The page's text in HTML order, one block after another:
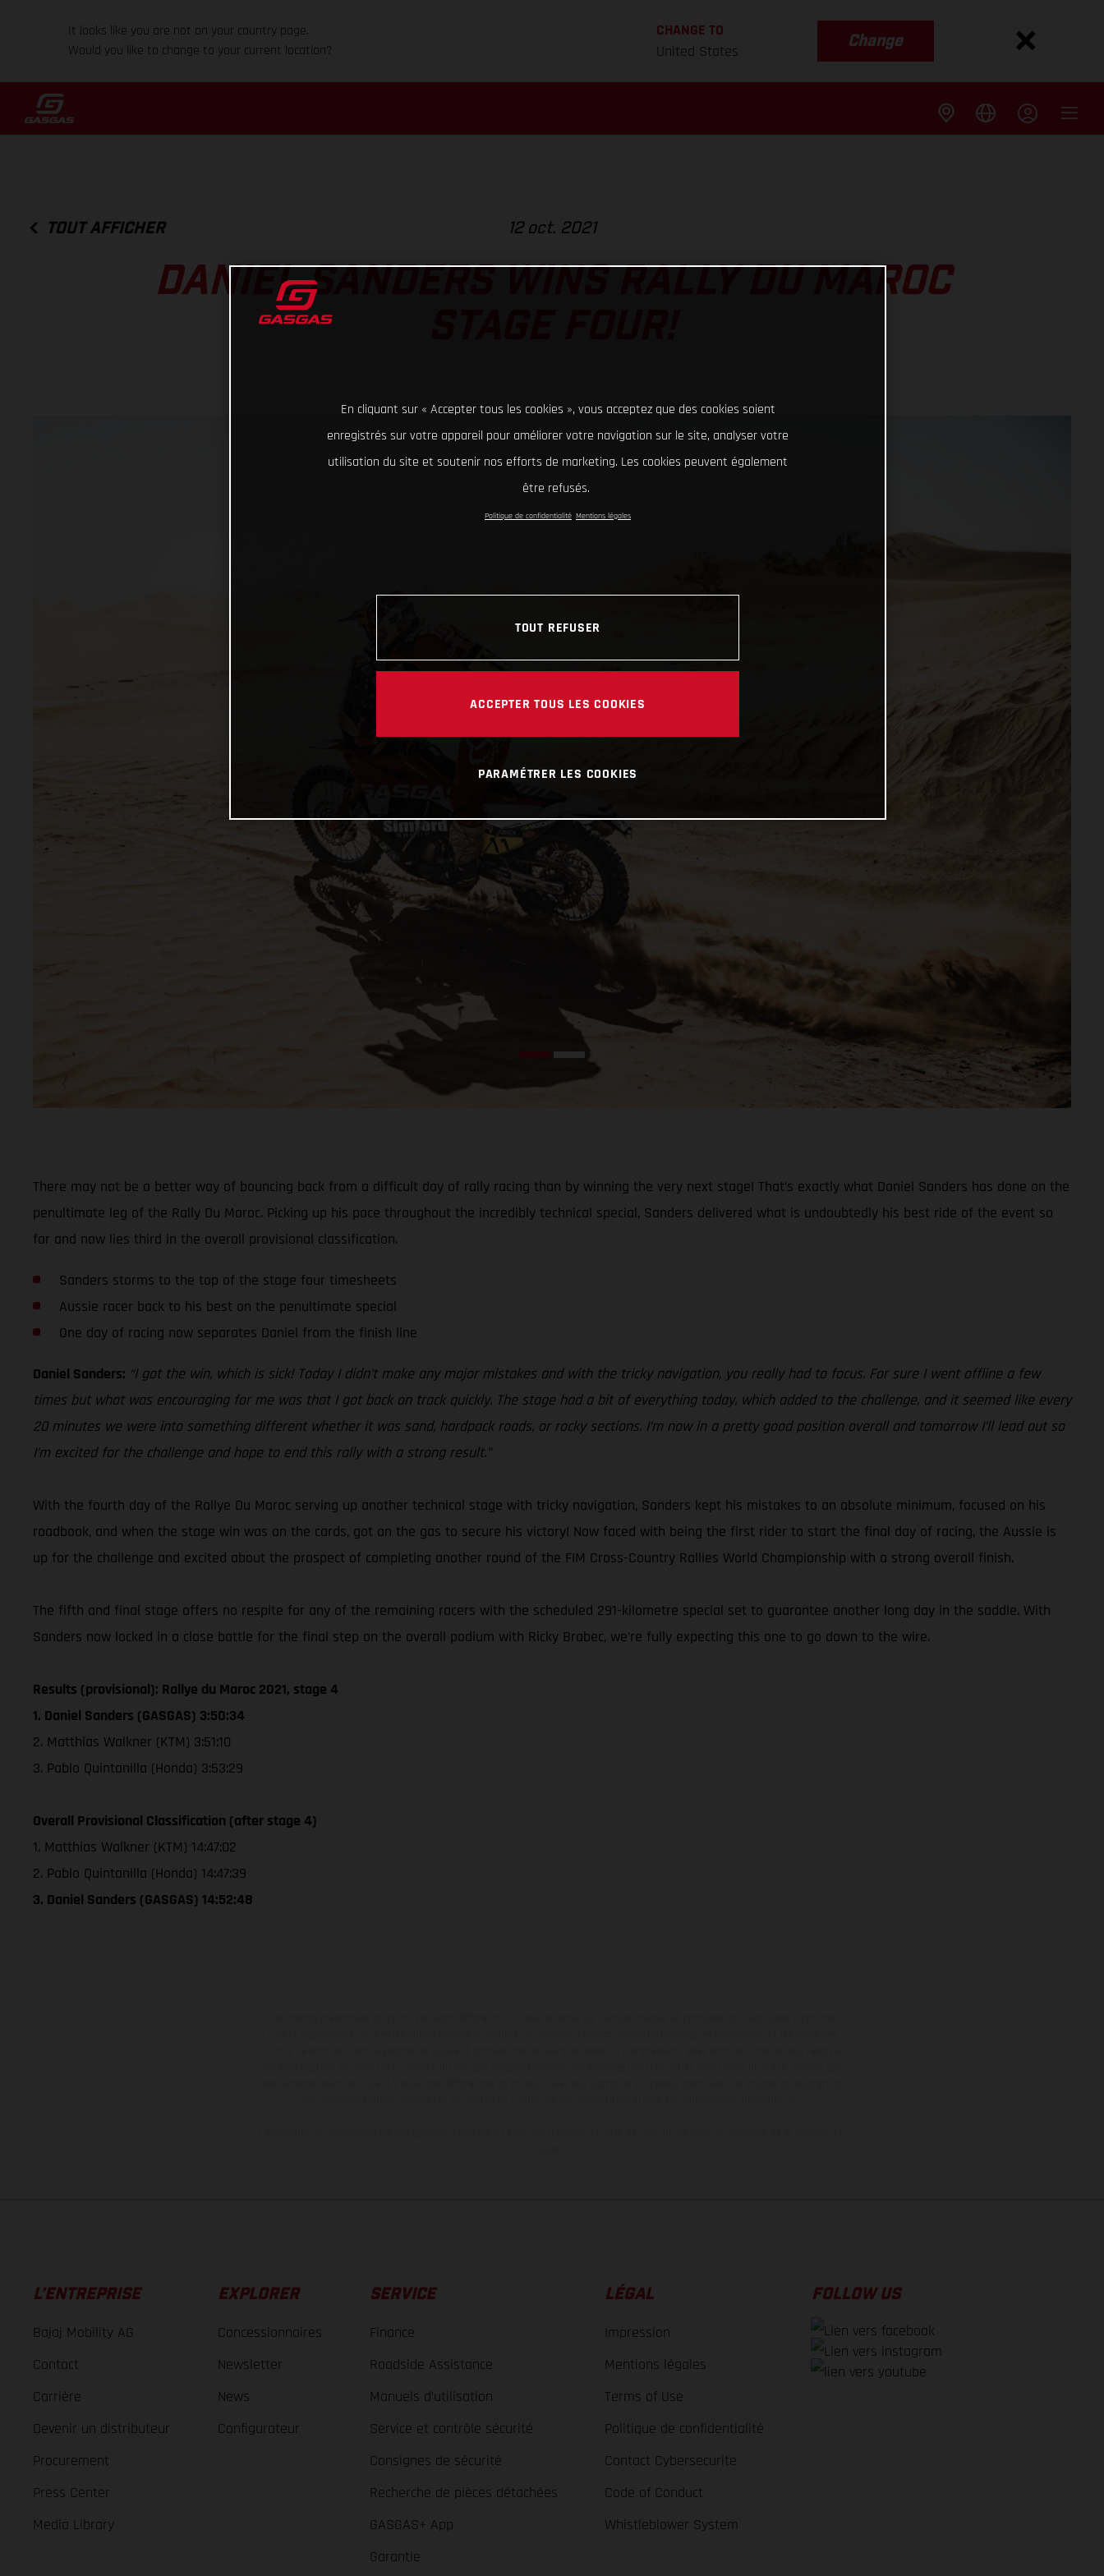
It looks like you are not on your country page.
Would you like to change to your current location?
CHANGE TO
United States
Change
TOUT AFFICHER 12 oct. 2021
DANIEL SANDERS WINS RALLY DU MAROC
There may not be a better way of bouncing back from a difficult day of rally racing than by winning the very next stage! That’s exactly what Daniel Sanders has done on the
penultimate leg of the Rally Du Maroc. Picking up his pace throughout the incredibly technical special, Sanders delivered what is undoubtedly his best ride of the event so
far and now lies third in the overall provisional classification.
Sanders storms to the top of the stage four timesheets
Aussie racer back to his best on the penultimate special
One day of racing now separates Daniel from the finish line
Daniel Sanders: “I got the win, which is sick! Today I didn’t make any major mistakes and with the tricky navigation, you really had to focus. For sure I went offline a few
times but what was encouraging for me was that I got back on track quickly. The stage had a bit of everything today, which added to the challenge, and it seemed like every
20 minutes we were into something different whether it was sand, hardpack roads, or rocky sections. I’m now in a pretty good position overall and tomorrow I’ll lead out so
I’m excited for the challenge and hope to end this rally with a strong result.”
With the fourth day of the Rallye Du Maroc serving up another technical stage with tricky navigation, Sanders kept his mistakes to an absolute minimum, focused on his
roadbook, and when the stage win was on the cards, got on the gas to secure his victory! Now faced with being the first rider to start the final day of racing, the Aussie is
up for the challenge and excited about the prospect of completing another round of the FIM Cross-Country Rallies World Championship with a strong overall finish.
The fifth and final stage offers no respite for any of the remaining racers with the scheduled 291-kilometre special set to guarantee another long day in the saddle. With
Sanders now locked in a close battle for the final step on the overall podium with Ricky Brabec, we’re fully expecting this one to go down to the wire.
Results (provisional): Rallye du Maroc 2021, stage 4
1. Daniel Sanders (GASGAS) 3:50:34
2. Matthias Walkner (KTM) 3:51:10
3. Pablo Quintanilla (Honda) 3:53:29
Overall Provisional Classification (after stage 4)
1. Matthias Walkner (KTM) 14:47:02
2. Pablo Quintanilla (Honda) 14:47:39
3. Daniel Sanders (GASGAS) 14:52:48
L’ENTREPRISE
Bajaj Mobility AG
Contact
Carrière
Devenir un distributeur
Procurement
Press Center
Media Library
EXPLORER
Concessionnaires
Newsletter
News
Configurateur
SERVICE
Finance
Roadside Assistance
Manuels d’utilisation
Service et contrôle sécurité
Consignes de sécurité
Recherche de pièces détachées
GASGAS+ App
Garantie
LÉGAL
Impression
Mentions légales
Terms of Use
Politique de confidentialité
Contact Cybersecurite
Code of Conduct
Whistleblower System
FOLLOW US
En cliquant sur « Accepter tous les cookies », vous acceptez que des cookies soient
enregistrés sur votre appareil pour améliorer votre navigation sur le site, analyser votre
utilisation du site et soutenir nos efforts de marketing. Les cookies peuvent également
être refusés.
Politique de confidentialité Mentions légales
TOUT REFUSER
ACCEPTER TOUS LES COOKIES
PARAMÉTRER LES COOKIES